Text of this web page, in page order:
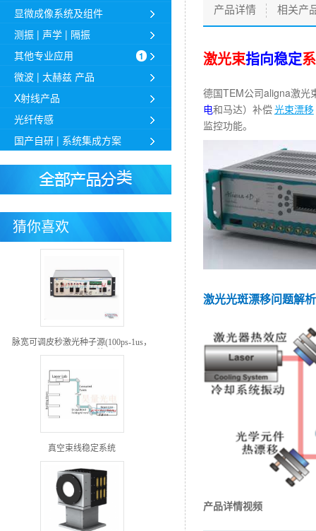
显微成像系统及组件
测振 | 声学 | 隔振
其他专业应用
1
微波 | 太赫兹 产品
X射线产品
光纤传感
国产自研 | 系统集成方案
猜你喜欢
脉宽可调皮秒激光种子源(100ps-1us，
ELI-BEAMLINES种子源！)
真空束线稳定系统
产品详情 相关产
激光束指向稳定
德国TEM公司aligna激光
电和马达）补偿光束漂移
监控功能。
激光光斑漂移问题解
产品详情视频